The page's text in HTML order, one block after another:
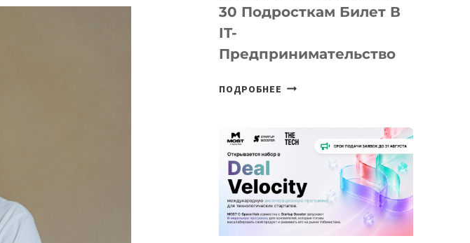
30 Подросткам Билет В
IT-
Предпринимательство
ПОДРОБНЕЕ ОТ
АЛМАТЫ:
YOUTH
CAMP
ДАЛ